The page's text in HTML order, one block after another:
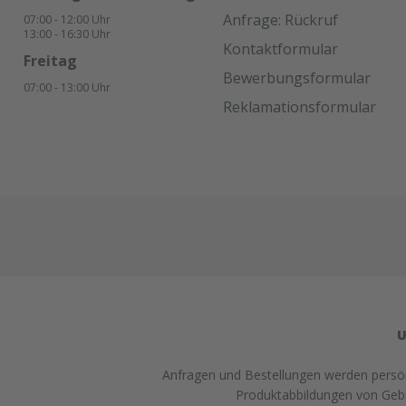
Fuge mit einem Spatel mit
Hilfe eines Glättmittels. Achten
Sie darauf, dass keine
Fugenkanten und das
07:00 - 12:00 Uhr
13:00 - 16:30 Uhr
Freitag
07:00 - 13:00 Uhr
Anfrage: Rückruf
Kontaktformular
Bewerbungsformular
Reklamationsformular
Anfragen und Bestellungen werden
Produktabbildungen von